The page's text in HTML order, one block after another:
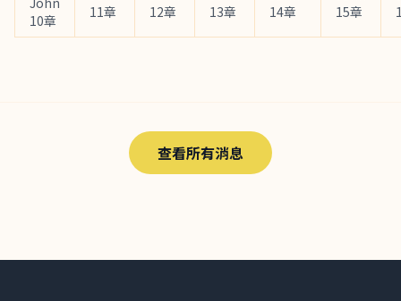
10章
11章
12章
13章
14章
15章
查看所有消息